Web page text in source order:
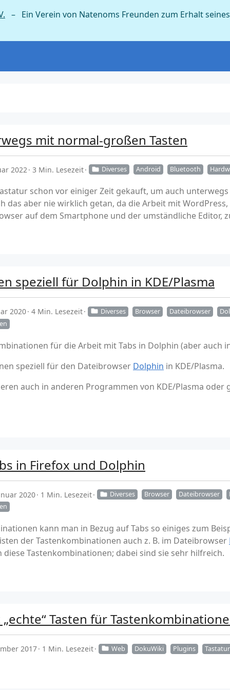
– Ein Verein von Natenoms Freunden zum Erhalt
mit normal-großen Tasten
2022 3 Min. Lesezeit Diverses Android Bluetooth
schon vor einiger Zeit gekauft, um auch
das aber nie wirklich getan, da die Arbeit mit
auf dem Smartphone und der umständliche Editor,
speziell für Dolphin in KDE/Plasma
2020 4 Min. Lesezeit Diverses Browser Dateibrowser
für die Arbeit mit Tabs in Dolphin (aber auch
speziell für den Dateibrowser Dolphin in KDE/Plasma.
auch in anderen Programmen von KDE/Plasma oder
in Firefox und Dolphin
2020 1 Min. Lesezeit Diverses Browser Dateibrowser
kann man in Bezug auf Tabs so einiges zum
der Tastenkombinationen auch z. B. im Dateibrowser
Tastenkombinationen; dabei sind sie sehr hilfreich.
Tasten für
2017 1 Min. Lesezeit Web DokuWiki Plugins